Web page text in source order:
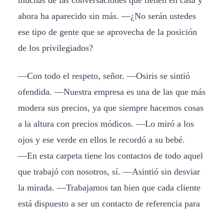
ahora ha aparecido sin más. ―¿No serán ustedes
ese tipo de gente que se aprovecha de la posición
de los privilegiados?
―Con todo el respeto, señor. ―Osiris se sintió
ofendida. ―Nuestra empresa es una de las que más
modera sus precios, ya que siempre hacemos cosas
a la altura con precios módicos. ―Lo miró a los
ojos y ese verde en ellos le recordó a su bebé.
―En esta carpeta tiene los contactos de todo aquel
que trabajó con nosotros, sí. ―Asintió sin desviar
la mirada. ―Trabajamos tan bien que cada cliente
está dispuesto a ser un contacto de referencia para